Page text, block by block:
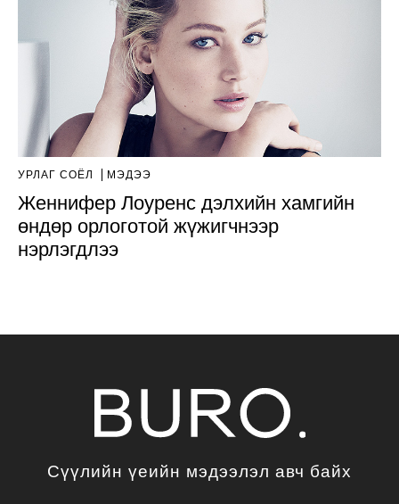
УРЛАГ СОЁЛ МЭДЭЭ
Женнифер Лоуренс дэлхийн хамгийн
өндөр орлоготой жүжигчнээр
нэрлэгдлээ
Сүүлийн үеийн мэдээлэл авч байх